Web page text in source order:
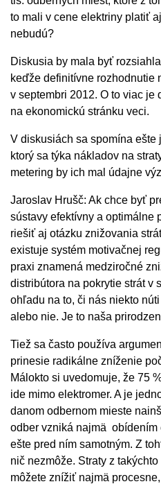
to mali v cene elektriny platiť
nebudú?
Diskusia by mala byť
keďže definitívne rozhodnutie
v septembri 2012. O to viac
na ekonomickú stránku veci.
V diskusiách sa spomína ešte
ktorý sa týka nákladov na
metering by ich mal údajne
Jaroslav Hrušč: Ak chce byť
sústavy efektívny a optimálne
riešiť aj otázku znižovania
existuje systém motivačnej
praxi znamená medziročné
distribútora na pokrytie strát v
ohľadu na to, či nás niekto
alebo nie. Je to naša
Tiež sa často používa
prinesie radikálne zníženie
Málokto si uvedomuje, že 75
ide mimo elektromer. A je
danom odbernom mieste
odber vzniká najmä obídením
ešte pred ním samotným. Z
nič nezmôže. Straty z
môžete znížiť najmä